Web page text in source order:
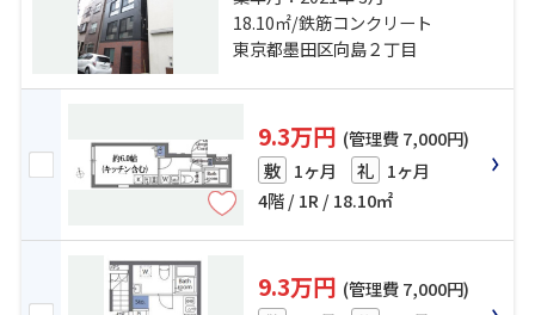
草線「浅草」駅 徒歩15分
18.10㎡/鉄筋コンクリート
東京都墨田区向島２丁目
9.3万円 (管理費 7,000円)
敷 1ヶ月 礼 1ヶ月
4階 / 1R / 18.10㎡
9.3万円 (管理費 7,000円)